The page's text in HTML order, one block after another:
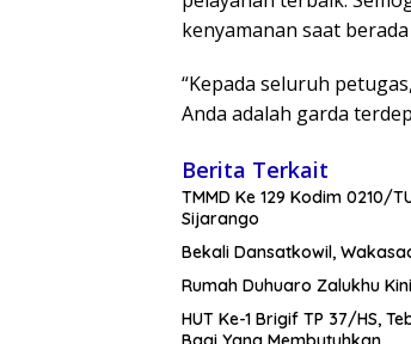
kenyamanan saat
“Kepada seluruh
Anda adalah garda
Berita Terkait
TMMD Ke 129 Kodim 0210/
Sijarango
Bekali Dansatkowil,
Rumah Duhuaro Zalukhu
HUT Ke-1 Brigif TP 37/HS,